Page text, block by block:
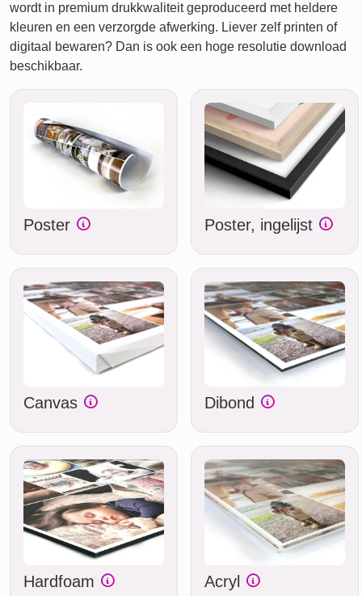
wordt in premium drukkwaliteit geproduceerd met heldere
kleuren en een verzorgde afwerking. Liever zelf printen of
digitaal bewaren? Dan is ook een hoge resolutie download
beschikbaar.
Poster Poster, ingelijst
Canvas Dibond
Hardfoam Acryl